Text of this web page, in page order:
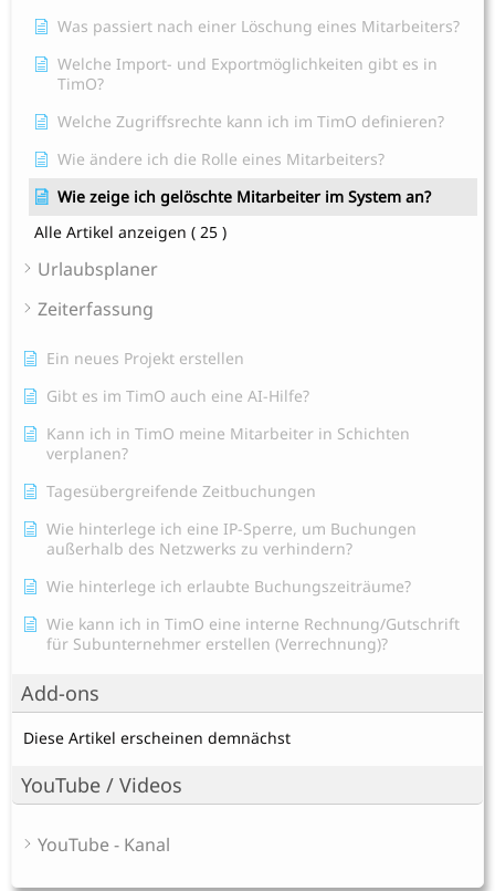
Was passiert nach einer Löschung eines Mitarbeiters?
Welche Import- und Exportmöglichkeiten gibt es in
TimO?
Welche Zugriffsrechte kann ich im TimO definieren?
Wie ändere ich die Rolle eines Mitarbeiters?
Wie zeige ich gelöschte Mitarbeiter im System an?
Alle Artikel anzeigen ( 25 )
Urlaubsplaner
Zeiterfassung
Ein neues Projekt erstellen
Gibt es im TimO auch eine AI-Hilfe?
Kann ich in TimO meine Mitarbeiter in Schichten
verplanen?
Tagesübergreifende Zeitbuchungen
Wie hinterlege ich eine IP-Sperre, um Buchungen
außerhalb des Netzwerks zu verhindern?
Wie hinterlege ich erlaubte Buchungszeiträume?
Wie kann ich in TimO eine interne Rechnung/Gutschrift
für Subunternehmer erstellen (Verrechnung)?
Add-ons
Diese Artikel erscheinen demnächst
YouTube / Videos
YouTube - Kanal